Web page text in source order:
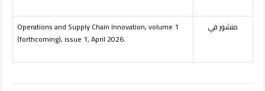
منشور في
Operations and Supply Chain Innovation, volume 1
(forthcoming), issue 1, April 2026.